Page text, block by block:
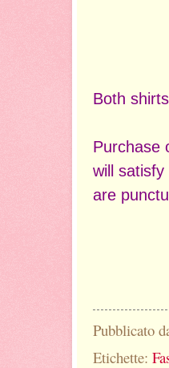
Both
Purchase
will
are
Pubblicato
Etichette: